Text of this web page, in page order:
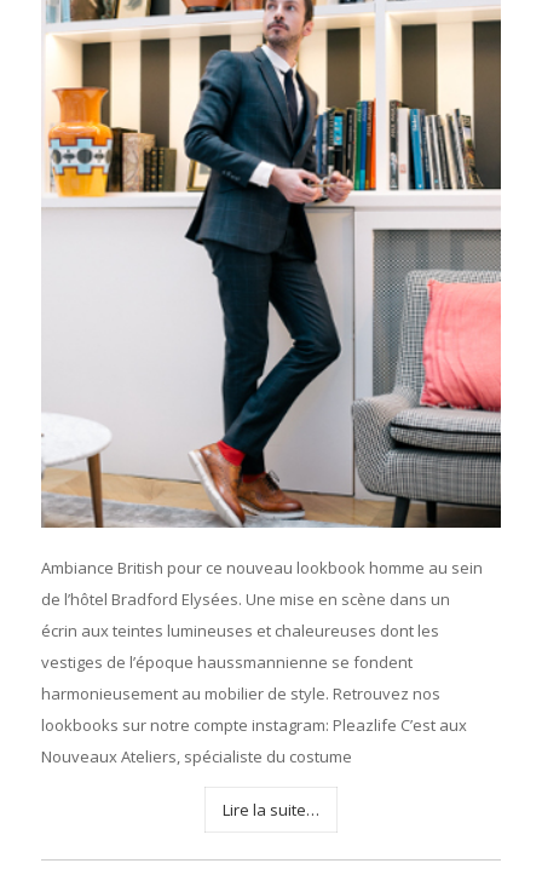
Ambiance British pour ce nouveau lookbook homme au sein
de l’hôtel Bradford Elysées. Une mise en scène dans un
écrin aux teintes lumineuses et chaleureuses dont les
vestiges de l’époque haussmannienne se fondent
harmonieusement au mobilier de style. Retrouvez nos
lookbooks sur notre compte instagram: Pleazlife C’est aux
Nouveaux Ateliers, spécialiste du costume
Lire la suite…